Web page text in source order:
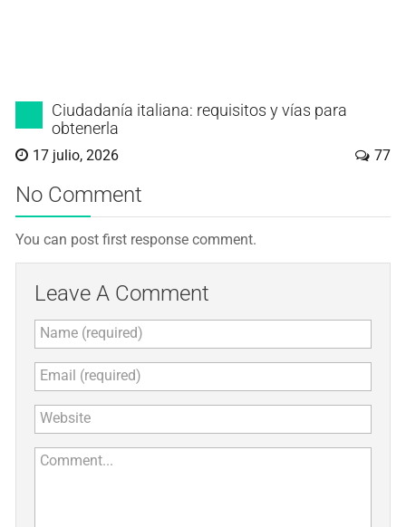
Ciudadanía italiana: requisitos y vías para
obtenerla
17 julio, 2026 77
No Comment
You can post first response comment.
Leave A Comment
Name (required)
Email (required)
Website
Comment...